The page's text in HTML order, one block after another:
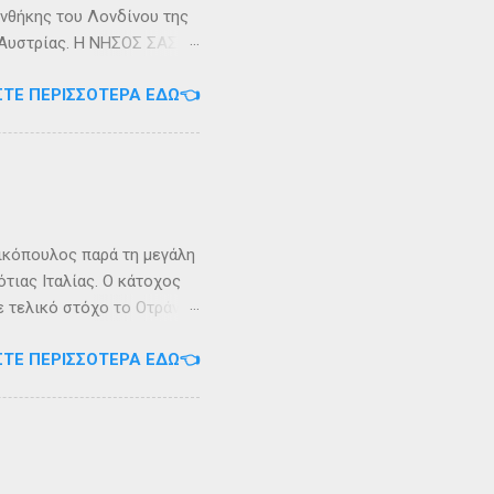
του Λονδίνου της
Αυστρίας. Η ΝΗΣΟΣ ΣΑΣΩΝ
περίπου 6 τ.χλμ.
του πολέμου ανάμεσα
ΠΕΡΙΣΣΌΤΕΡΑ ΕΔΏ👈
παρά τη μεγάλη
Ιταλίας. Ο κάτοχος
στόχο το Οτράντο
και οι συνθήκες
Ακολουθήστε μας στο
ΠΕΡΙΣΣΌΤΕΡΑ ΕΔΏ👈